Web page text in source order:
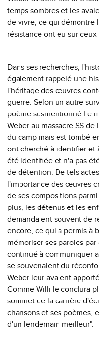
temps sombres et les
de vivre, ce qui démontre
résistance ont eu sur
.
Dans ses recherches,
également rappelé une
l'héritage des œuvres
guerre. Selon un autre
poème susmentionné Le
Weber au massacre SS
du camp mais est tombé
ont cherché à identifier et
été identifiée et n'a pas
de détention. De tels
l'importance des œuvres
de ses compositions
plus, les détenus et les
demandaient souvent de
encore, ce qui a permis à
mémoriser ses paroles
continué à communiquer
se souvenaient du
Weber leur avaient
Comme Willi le conclura
sommet de la carrière
chansons et ses poèmes,
d'un lendemain meilleur".